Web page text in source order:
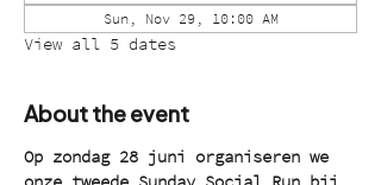
Sun, Nov 29, 10:00 AM
View all 5 dates
About the event
Op zondag 28 juni organiseren we